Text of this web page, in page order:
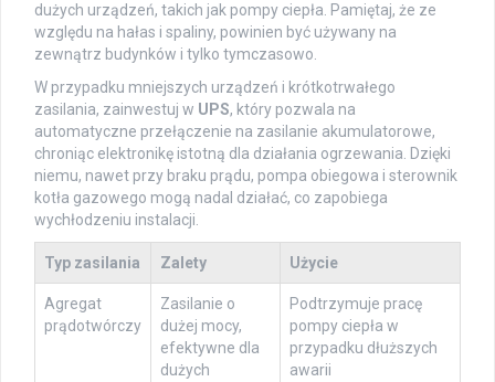
dużych urządzeń, takich jak pompy ciepła. Pamiętaj, że ze
względu na hałas i spaliny, powinien być używany na
zewnątrz budynków i tylko tymczasowo.
W przypadku mniejszych urządzeń i krótkotrwałego
zasilania, zainwestuj w UPS, który pozwala na
automatyczne przełączenie na zasilanie akumulatorowe,
chroniąc elektronikę istotną dla działania ogrzewania. Dzięki
niemu, nawet przy braku prądu, pompa obiegowa i sterownik
kotła gazowego mogą nadal działać, co zapobiega
wychłodzeniu instalacji.
Typ zasilania Zalety Użycie
Agregat
prądotwórczy
Zasilanie o
dużej mocy,
efektywne dla
dużych
Podtrzymuje pracę
pompy ciepła w
przypadku dłuższych
awarii